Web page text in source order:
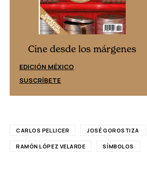
Cine desde los márgenes
EDICIÓN MÉXICO
SUSCRÍBETE
CARLOS PELLICER JOSÉ GOROSTIZA
RAMÓN LÓPEZ VELARDE SÍMBOLOS